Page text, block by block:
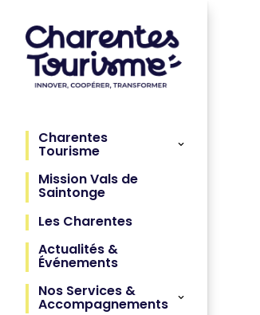
Charentes
Tourisme
Mission Vals de
Saintonge
Les Charentes
Actualités &
Événements
Nos Services &
Accompagnements